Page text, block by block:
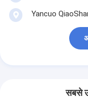
Yancuo
सबसे